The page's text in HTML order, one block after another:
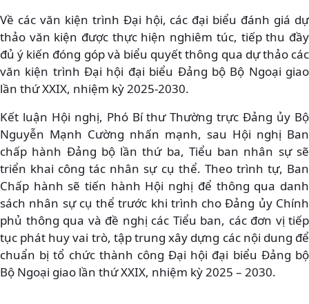
Về các văn kiện trình Đại hội, các đại biểu đánh giá dự
thảo văn kiện được thực hiện nghiêm túc, tiếp thu đầy
đủ ý kiến đóng góp và biểu quyết thông qua dự thảo các
văn kiện trình Đại hội đại biểu Đảng bộ Bộ Ngoại giao
lần thứ XXIX, nhiệm kỳ 2025-2030.
Kết luận Hội nghị, Phó Bí thư Thường trực Đảng ủy Bộ
Nguyễn Mạnh Cường nhấn mạnh, sau Hội nghị Ban
chấp hành Đảng bộ lần thứ ba, Tiểu ban nhân sự sẽ
triển khai công tác nhân sự cụ thể. Theo trình tự, Ban
Chấp hành sẽ tiến hành Hội nghị để thông qua danh
sách nhân sự cụ thể trước khi trình cho Đảng ủy Chính
phủ thông qua và đề nghị các Tiểu ban, các đơn vị tiếp
tục phát huy vai trò, tập trung xây dựng các nội dung để
chuẩn bị tổ chức thành công Đại hội đại biểu Đảng bộ
Bộ Ngoại giao lần thứ XXIX, nhiệm kỳ 2025 – 2030.